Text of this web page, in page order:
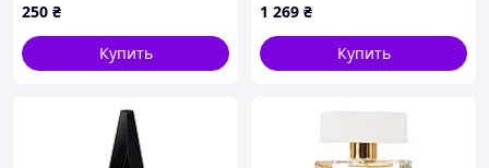
3, 5, 10 мл | Полный
флакон под заказ
250 ₴
Купить
1 269 ₴
Купить